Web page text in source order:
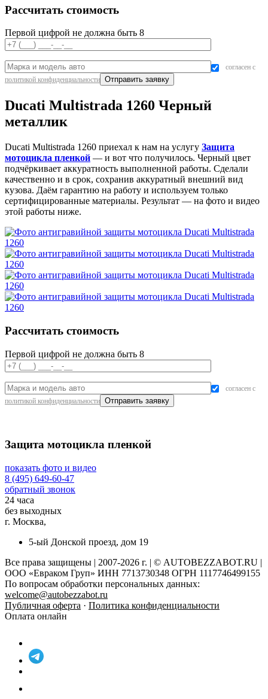
Рассчитать стоимость
Первой цифрой не должна быть 8
согласен с
политикой конфиденциальности
Ducati Multistrada 1260 Черный
металлик
Ducati Multistrada 1260 приехал к нам на услугу Защита
мотоцикла пленкой — и вот что получилось. Черный цвет
подчёркивает аккуратность выполненной работы. Сделали
качественно и в срок, сохранив аккуратный внешний вид
кузова. Даём гарантию на работу и используем только
сертифицированные материалы. Результат — на фото и видео
этой работы ниже.
Рассчитать стоимость
Первой цифрой не должна быть 8
согласен с
политикой конфиденциальности
Защита мотоцикла пленкой
показать фото и видео
8 (495) 649-60-47
обратный звонок
24 часа
без выходных
г. Москва,
5-ый Донской проезд, дом 19
Все права защищены | 2007-2026 г. | © AUTOBEZZABOT.RU |
ООО «Евраком Груп» ИНН 7713730348 ОГРН 1117746499155
По вопросам обработки персональных данных:
welcome@autobezzabot.ru
Публичная оферта · Политика конфиденциальности
Оплата онлайн